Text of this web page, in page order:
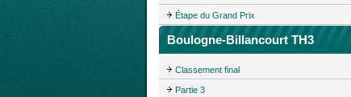
Étape du Grand Prix
Boulogne-Billancourt TH3
Classement final
Partie 3